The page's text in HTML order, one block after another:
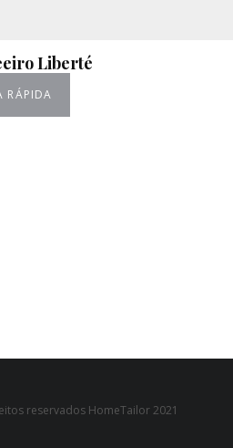
Liberté
RÁPIDA
reservados HomeTailor 2021